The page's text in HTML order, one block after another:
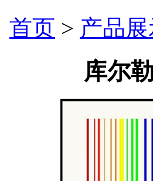
首页 > 产品
库尔